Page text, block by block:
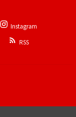
Instagram
RSS